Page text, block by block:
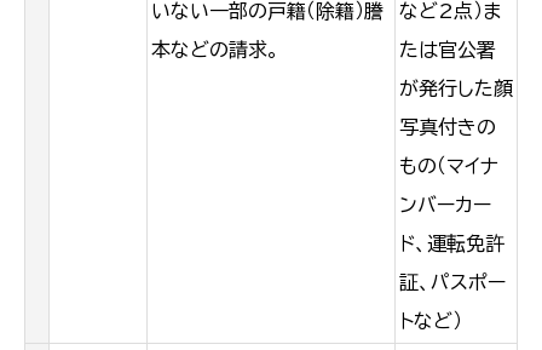
いない一部の戸籍（除籍）謄
本などの請求。
など2点）ま
たは官公署
が発行した顔
写真付きの
もの（マイナ
ンバーカー
ド、運転免許
証、パスポー
トなど）